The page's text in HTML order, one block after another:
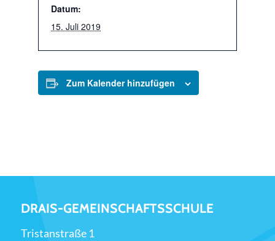
Datum:
15. Juli 2019
Zum Kalender hinzufügen
DRAIS-GEMEINSCHAFTSSCHULE
Tristanstraße 1